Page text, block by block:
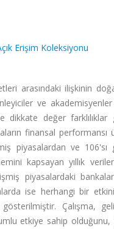
Erişim Koleksiyonu
arasındaki ilişkinin
ve
dikkate değer
finansal performansı
piyasalardan ve
kapsayan yıllık
piyasalardaki
ise herhangi bir
Çalışma,
etkiye sahip